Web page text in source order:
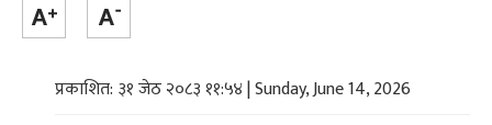
प्रकाशित: ३१ जेठ २०८३ ११:५४ | Sunday, June 14, 2026